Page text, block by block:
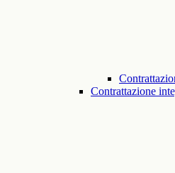
Contrattazione